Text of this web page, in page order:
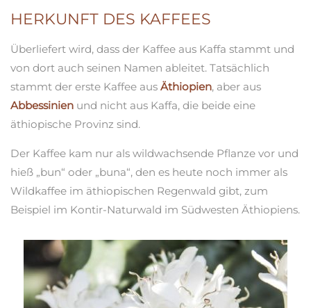
HERKUNFT DES KAFFEES
Überliefert wird, dass der Kaffee aus Kaffa stammt und
von dort auch seinen Namen ableitet. Tatsächlich
stammt der erste Kaffee aus Äthiopien, aber aus
Abbessinien und nicht aus Kaffa, die beide eine
äthiopische Provinz sind.
Der Kaffee kam nur als wildwachsende Pflanze vor und
hieß „bun“ oder „buna“, den es heute noch immer als
Wildkaffee im äthiopischen Regenwald gibt, zum
Beispiel im Kontir-Naturwald im Südwesten Äthiopiens.